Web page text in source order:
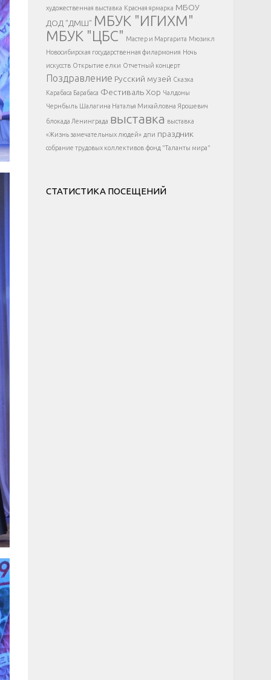
</div >
художественная выставка Красная ярмарка МБОУ
ДОД "ДМШ" МБУК "ИГИХМ"
МБУК "ЦБС" Мастер и Маргарита Мюзикл
Новосибирская государственная филармония Ночь
искусств Открытие елки Отчетный концерт
Поздравление Русский музей Сказка
Карабаса Барабаса ФестивальХор Чалдоны
Чернбыль Шалагина Наталья Михайловна Ярошевич
блокада Ленинграда выставка выставка
«Жизнь замечательных людей» дпи праздник
собрание трудовых коллективов фонд "Таланты мира"
СТАТИСТИКА ПОСЕЩЕНИЙ